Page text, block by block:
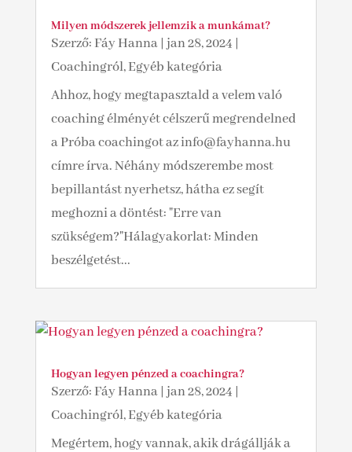
Milyen módszerek jellemzik a munkámat?
Szerző:Fáy Hanna| jan 28, 2024
Coachingról,Egyéb kategória
Ahhoz, hogy megtapasztald a velem való
coaching élményét célszerű megrendelned
a Próba coachingot az info@fayhanna.hu
címre írva. Néhány módszerembe most
bepillantást nyerhetsz, hátha ez segít
meghozni a döntést: "Erre van
szükségem?"Hálagyakorlat: Minden
beszélgetést...
Hogyan legyen pénzed a coachingra?
Szerző:Fáy Hanna| jan 28, 2024
Coachingról,Egyéb kategória
Megértem, hogy vannak, akik drágállják a